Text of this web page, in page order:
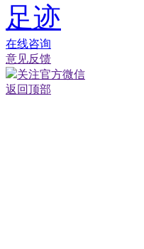
足迹
在线咨询
意见反馈
关注官方微信
返回顶部